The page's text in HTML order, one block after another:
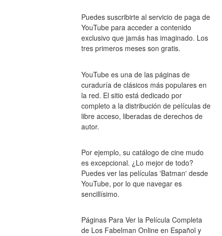
Puedes suscribirte al servicio de paga de
YouTube para acceder a contenido
exclusivo que jamás has imaginado. Los
tres primeros meses son gratis.
YouTube es una de las páginas de
curaduría de clásicos más populares en
la red. El sitio está dedicado por
completo a la distribución de películas de
libre acceso, liberadas de derechos de
autor.
Por ejemplo, su catálogo de cine mudo
es excepcional. ¿Lo mejor de todo?
Puedes ver las películas 'Batman' desde
YouTube, por lo que navegar es
sencillísimo.
Páginas Para Ver la Película Completa
de Los Fabelman Online en Español y